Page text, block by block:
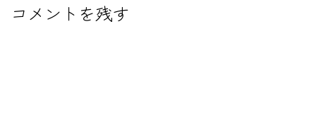
コメントを残す